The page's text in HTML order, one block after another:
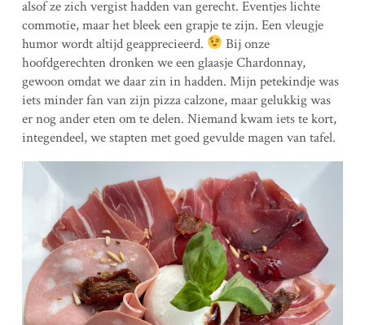
alsof ze zich vergist hadden van gerecht. Eventjes lichte
commotie, maar het bleek een grapje te zijn. Een vleugje
humor wordt altijd geapprecieerd.
Bij onze
hoofdgerechten dronken we een glaasje Chardonnay,
gewoon omdat we daar zin in hadden. Mijn petekindje was
iets minder fan van zijn pizza calzone, maar gelukkig was
er nog ander eten om te delen. Niemand kwam iets te kort,
integendeel, we stapten met goed gevulde magen van tafel.